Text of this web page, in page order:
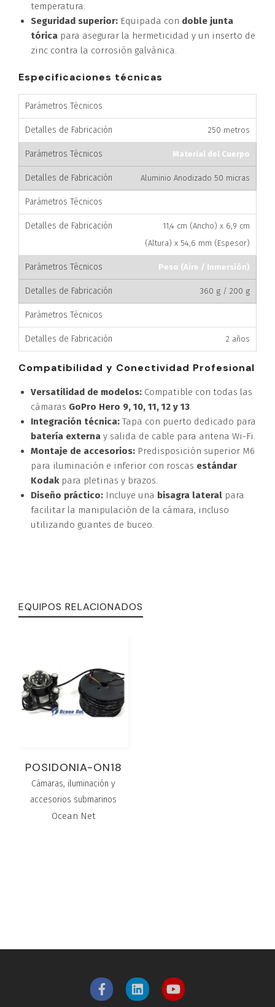
temperatura.
Seguridad superior: Equipada con doble junta
tórica para asegurar la hermeticidad y un inserto de
zinc contra la corrosión galvánica.
Especificaciones técnicas
250 metros
Material del Cuerpo
Aluminio Anodizado 50 micras
11,4 cm (Ancho) x 6,9 cm
(Altura) x 54,6 mm (Espesor)
Peso (Aire / Inmersión)
360 g / 200 g
2 años
Compatibilidad y Conectividad Profesional
Versatilidad de modelos: Compatible con todas las
cámaras GoPro Hero 9, 10, 11, 12 y 13.
Integración técnica: Tapa con puerto dedicado para
batería externa y salida de cable para antena Wi-Fi.
Montaje de accesorios: Predisposición superior M6
para iluminación e inferior con roscas estándar
Kodakpara pletinas y brazos.
Diseño práctico: Incluye una bisagra lateral para
facilitar la manipulación de la cámara, incluso
utilizando guantes de buceo.
EQUIPOS RELACIONADOS
POSIDONIA-ON18
Cámaras, iluminación y
accesorios submarinos
Ocean Net